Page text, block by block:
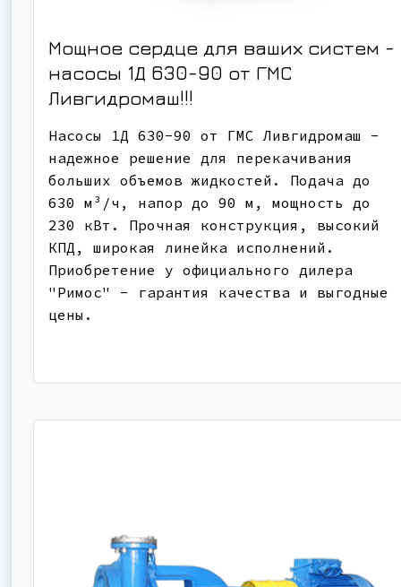
Мощное сердце для ваших систем -
насосы 1Д 630-90 от ГМС
Ливгидромаш!!!
Насосы 1Д 630-90 от ГМС Ливгидромаш -
надежное решение для перекачивания
больших объемов жидкостей. Подача до
630 м³/ч, напор до 90 м, мощность до
230 кВт. Прочная конструкция, высокий
КПД, широкая линейка исполнений.
Приобретение у официального дилера
"Римос" - гарантия качества и выгодные
цены.